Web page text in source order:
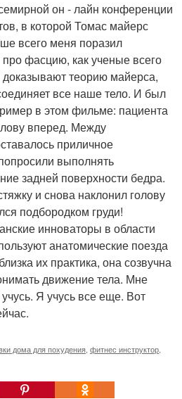
он - лайн конференции
в которой Томас майерс
всего меня поразил
фасцию, как ученые всего
теорию майерса,
все наше тело. И был
в этом фильме: пациента
вперед. Между
приличное
выполнять
задней поверхности бедра.
и снова наклонил голову
подбородком груди!
инноваторы в области
анатомические поезда
их практика, она созвучна
движение тела. Мне
Я учусь все еще. Вот
дома для похудения, фитнес инструктор,